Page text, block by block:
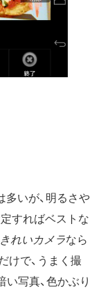
多いが、明るさや
すればベストな
きれいカメラなら
けで、うまく撮
写真、色かぶり